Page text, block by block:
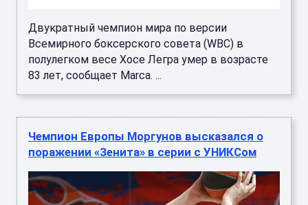
Двукратный чемпион мира по версии
Всемирного боксерского совета (WBC) в
полулегком весе Хосе Легра умер в возрасте
83 лет, сообщает Marca. ...
Чемпион Европы Моргунов высказался о
поражении «Зенита» в серии с УНИКСом